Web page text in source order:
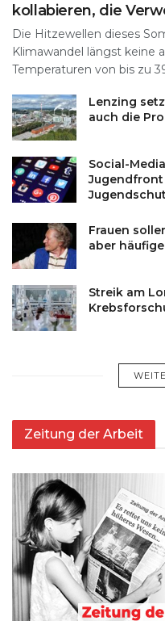
kollabieren, die
Die Hitzewellen dieses
Klimawandel längst keine
Temperaturen von bis zu
Lenzing
auch die
Social-
Frauen
aber
Streik am
Zeitung der Arbeit